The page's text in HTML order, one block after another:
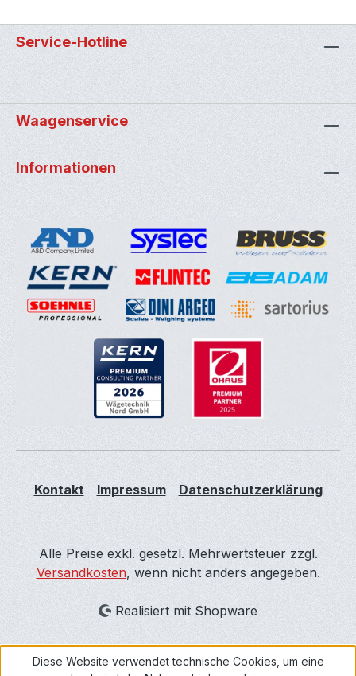
Service-Hotline
Waagenservice
Informationen
Kontakt Impressum Datenschutzerklärung
Alle Preise exkl. gesetzl. Mehrwertsteuer zzgl.
Versandkosten, wenn nicht anders angegeben.
Realisiert mit Shopware
Diese Website verwendet technische Cookies, um eine